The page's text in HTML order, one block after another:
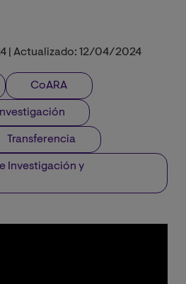
Actualizado: 12/04/2024
CoARA
Transferencia
Investigación y